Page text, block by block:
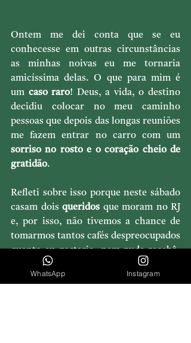
Ontem me dei conta que se eu
conhecesse em outras circunstâncias
as minhas noivas eu me tornaria
amicíssima delas. O que para mim é
um caso raro! Deus, a vida, o destino
decidiu colocar no meu caminho
pessoas que depois das longas reuniões
sorriso no rosto e o coração cheio de
gratidão.
Refleti sobre isso porque neste sábado
casam dois queridos que moram no RJ
e, por isso, não tivemos a chance de
tomarmos tantos cafés despreocupados
quanto eu gostaria, nem pude recebê-
los na minha casa como eu
adoro
WhatsApp Instagram